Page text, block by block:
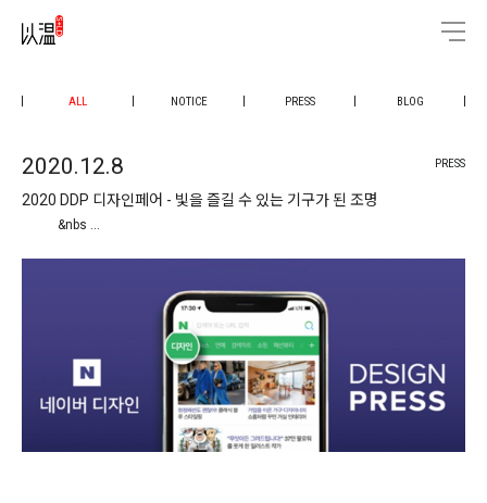
ALL NOTICE PRESS BLOG
2020.12.8
2020 DDP 디자인페어 - 빛을 즐길 수 있는 기구가 된 조명
&nbs …
PRESS